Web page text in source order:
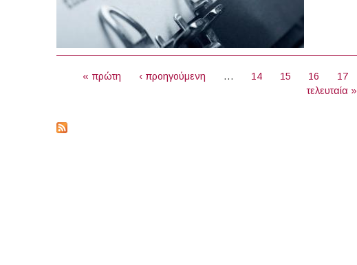
« πρώτη ‹ προηγούμενη … 14 15 16 17
τελευταία »